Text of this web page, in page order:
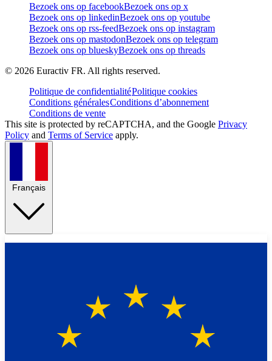
Bezoek ons op facebookBezoek ons op x
Bezoek ons op linkedinBezoek ons op youtube
Bezoek ons op rss-feedBezoek ons op instagram
Bezoek ons op mastodonBezoek ons op telegram
Bezoek ons op blueskyBezoek ons op threads
© 2026 Euractiv FR. All rights reserved.
Politique de confidentialitéPolitique cookies
Conditions généralesConditions d’abonnement
Conditions de vente
This site is protected by reCAPTCHA, and the Google Privacy
Policy and Terms of Service apply.
Français